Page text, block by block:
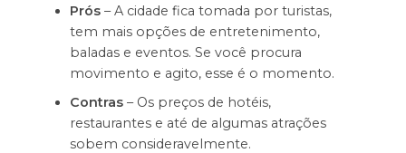
Prós – A cidade fica tomada por turistas,
tem mais opções de entretenimento,
baladas e eventos. Se você procura
movimento e agito, esse é o momento.
Contras – Os preços de hotéis,
restaurantes e até de algumas atrações
sobem consideravelmente.